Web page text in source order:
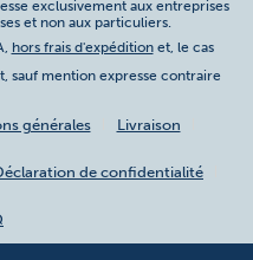
exclusivement aux entreprises
et non aux particuliers.
hors frais d'expéditionet, le cas
sauf mention expresse contraire
générales Livraison
de confidentialité